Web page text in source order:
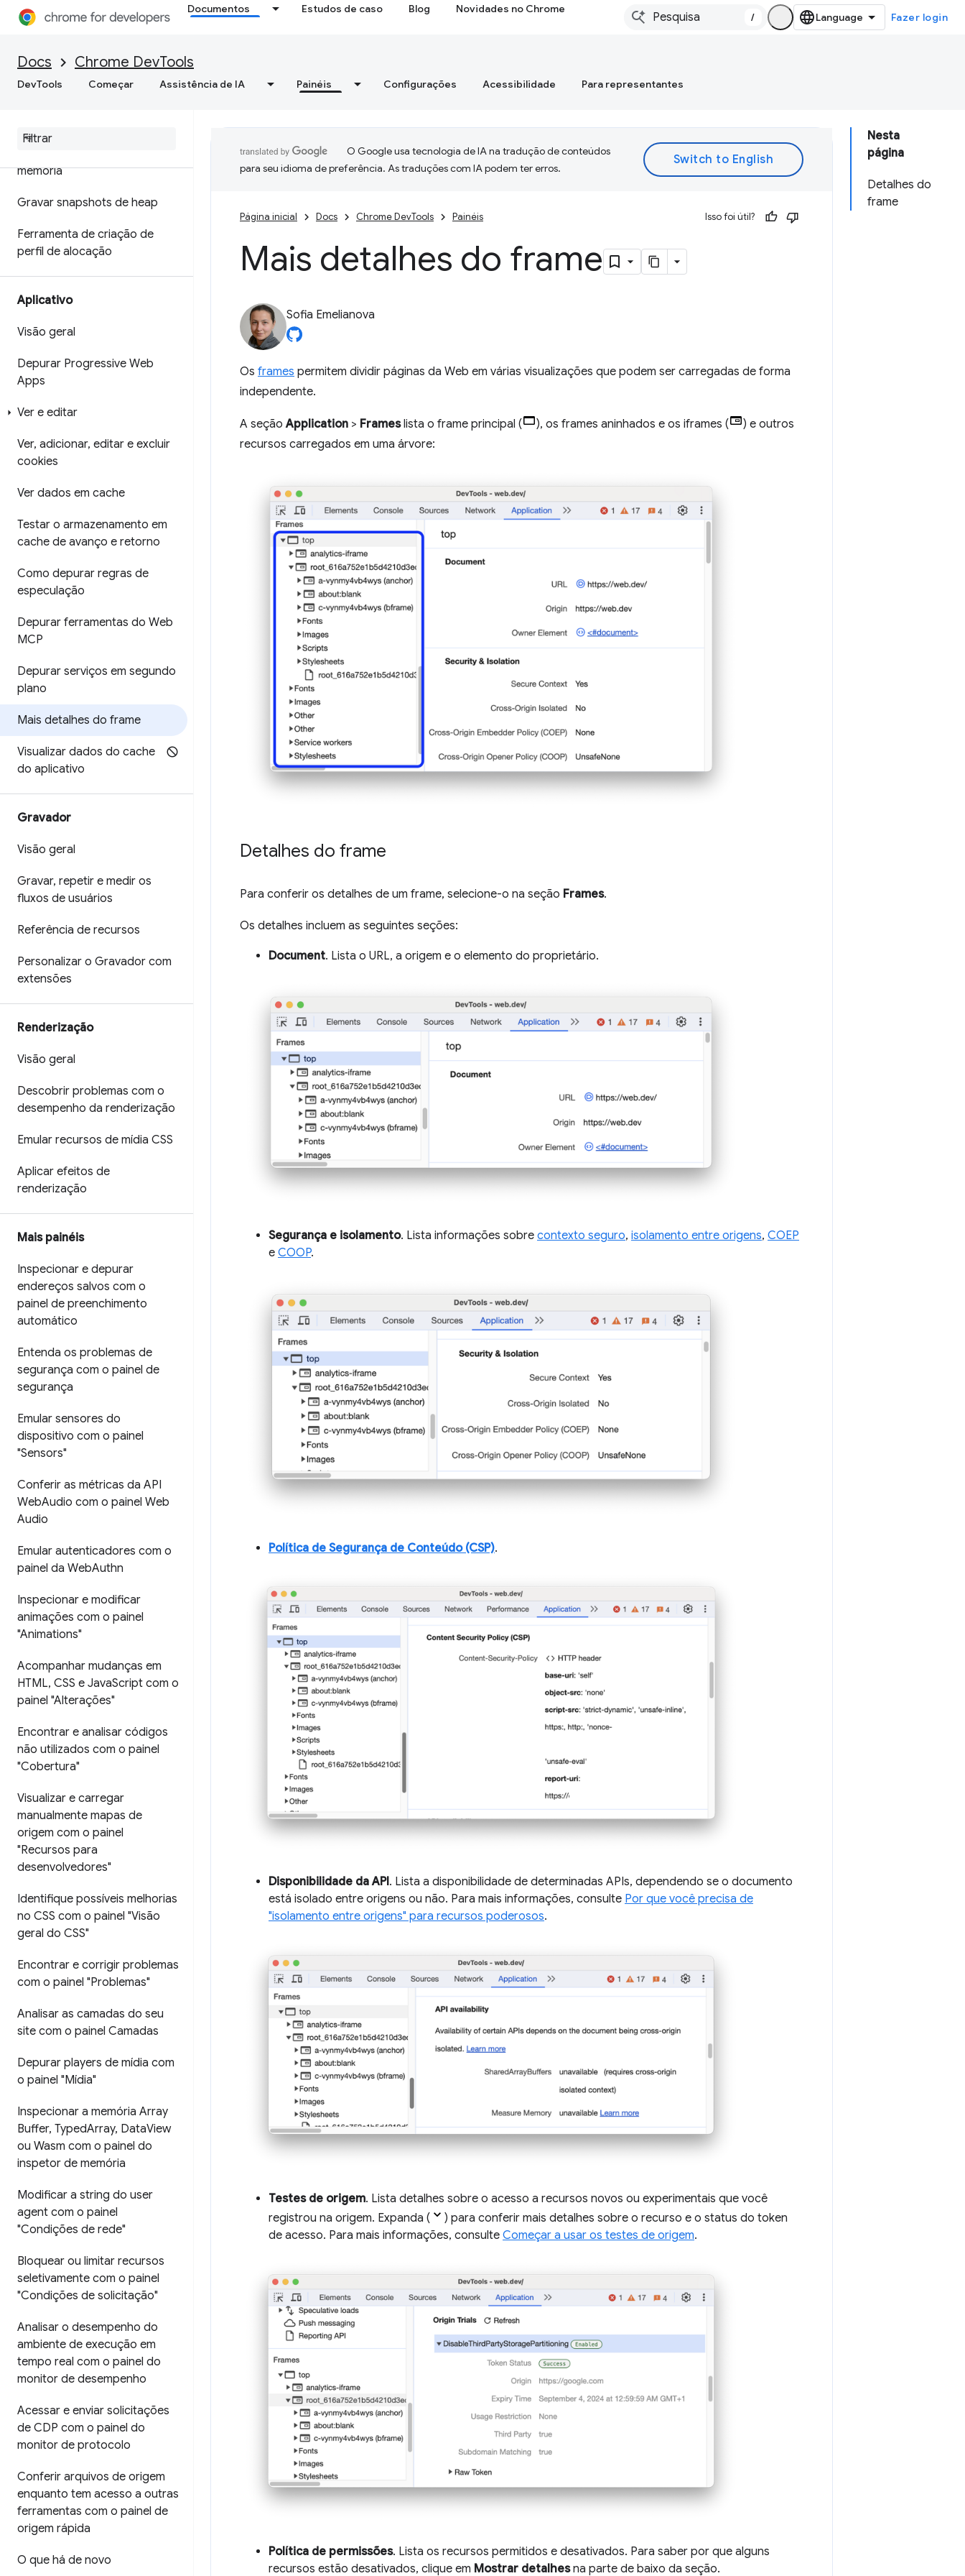
Documentos Estudos de caso Blog Novidades no Chrome
/ Fazer login
Docs Chrome DevTools
DevTools Começar Assistência de IA Painéis Configurações Acessibilidade Para representantes
Otimizar a velocidade da Web
Memória
Visão geral
memória
Gravar snapshots de heap
Ferramenta de criação de
perfil de alocação
Aplicativo
Visão geral
Depurar Progressive Web
Apps
Ver e editar
Ver, adicionar, editar e excluir
cookies
Ver dados em cache
Testar o armazenamento em
cache de avanço e retorno
Como depurar regras de
especulação
Depurar ferramentas do Web
MCP
Depurar serviços em segundo
plano
Mais detalhes do frame
Visualizar dados do cache
do aplicativo
Gravador
Visão geral
Gravar, repetir e medir os
fluxos de usuários
Referência de recursos
Personalizar o Gravador com
extensões
Renderização
Visão geral
Descobrir problemas com o
desempenho da renderização
Emular recursos de mídia CSS
Aplicar efeitos de
renderização
Mais painéis
Inspecionar e depurar
endereços salvos com o
painel de preenchimento
automático
Entenda os problemas de
segurança com o painel de
segurança
Emular sensores do
dispositivo com o painel
"Sensors"
Conferir as métricas da API
WebAudio com o painel Web
Audio
Emular autenticadores com o
painel da WebAuthn
Inspecionar e modificar
animações com o painel
"Animations"
Acompanhar mudanças em
HTML, CSS e JavaScript com o
painel "Alterações"
Encontrar e analisar códigos
não utilizados com o painel
"Cobertura"
Visualizar e carregar
manualmente mapas de
origem com o painel
"Recursos para
desenvolvedores"
Identifique possíveis melhorias
no CSS com o painel "Visão
geral do CSS"
Encontrar e corrigir problemas
com o painel "Problemas"
Analisar as camadas do seu
site com o painel Camadas
Depurar players de mídia com
o painel "Mídia"
Inspecionar a memória Array
Buffer, TypedArray, DataView
ou Wasm com o painel do
inspetor de memória
Modificar a string do user
agent com o painel
"Condições de rede"
Bloquear ou limitar recursos
seletivamente com o painel
"Condições de solicitação"
Analisar o desempenho do
ambiente de execução em
tempo real com o painel do
monitor de desempenho
Acessar e enviar solicitações
de CDP com o painel do
monitor de protocolo
Conferir arquivos de origem
enquanto tem acesso a outras
ferramentas com o painel de
origem rápida
O que há de novo
Nesta
página
Detalhes do
frame
O Google usa tecnologia de IA na tradução de conteúdos
para seu idioma de preferência. As traduções com IA podem ter erros.
Página inicial Docs Chrome DevTools Painéis Isso foi útil?
Mais detalhes do frame
Sofia Emelianova
Os frames permitem dividir páginas da Web em várias visualizações que podem ser carregadas de forma
independente.
A seçãoApplication > Frameslista o frame principal ( ), os frames aninhados e os iframes (
) e outros
recursos carregados em uma árvore:
Detalhes do frame
Para conferir os detalhes de um frame, selecione-o na seção Frames.
Os detalhes incluem as seguintes seções:
Document. Lista o URL, a origem e o elemento do proprietário.
Segurança e isolamento. Lista informações sobre contexto seguro, isolamento entre origens, COEP
e COOP.
Política de Segurança de Conteúdo (CSP).
Disponibilidade da API. Lista a disponibilidade de determinadas APIs, dependendo se o documento
está isolado entre origens ou não. Para mais informações, consulte Por que você precisa de
"isolamento entre origens" para recursos poderosos.
Testes de origem. Lista detalhes sobre o acesso a recursos novos ou experimentais que você
registrou na origem. Expanda (
) para conferir mais detalhes sobre o recurso e o status do token
de acesso. Para mais informações, consulte Começar a usar os testes de origem.
Política de permissões. Lista os recursos permitidos e desativados. Para saber por que alguns
recursos estão desativados, clique em Mostrar detalhesna parte de baixo da seção.